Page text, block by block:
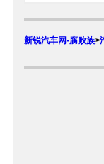
新锐汽车网-腐败族>